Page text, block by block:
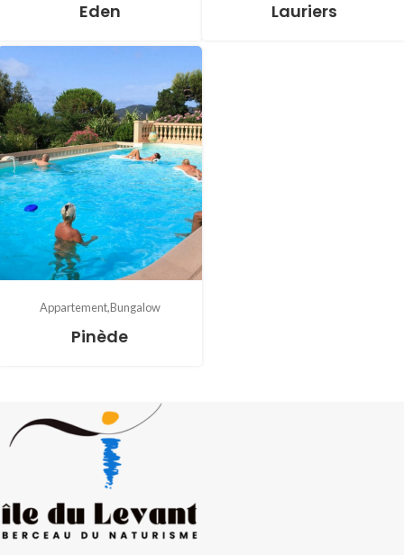
Eden Lauriers
Appartement Bungalow
Pinède